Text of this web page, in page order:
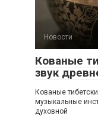
Новости
Кованые
звук
Кованые
музыкальные
духовной